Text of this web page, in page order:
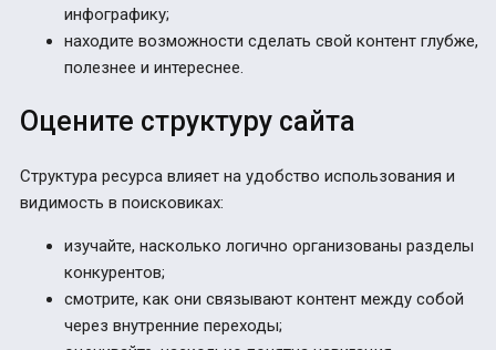
инфографику;
находите возможности сделать свой контент глубже,
полезнее и интереснее.
Оцените структуру сайта
Структура ресурса влияет на удобство использования и
видимость в поисковиках:
изучайте, насколько логично организованы разделы
конкурентов;
смотрите, как они связывают контент между собой
через внутренние переходы;